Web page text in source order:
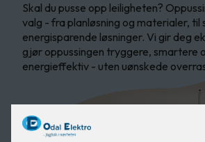
Skal du pusse opp leiligheten?
valg - fra planløsning og materialer, til
energisparende løsninger. Vi gir deg
gjør oppussingen tryggere, smartere
energieffektiv - uten uønskede